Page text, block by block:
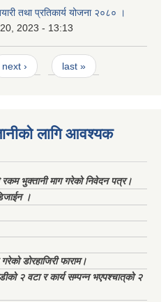
तथा प्रतिकार्य योजना २०८० ।
2023 - 13:13
next › last »
लागि आवश्यक
रकम भुक्तानी माग गरेको निवेदन पत्र।
।
डोरहाजिरी फाराम।
२ वटा र कार्य सम्पन्न भएपश्चात्‌को २